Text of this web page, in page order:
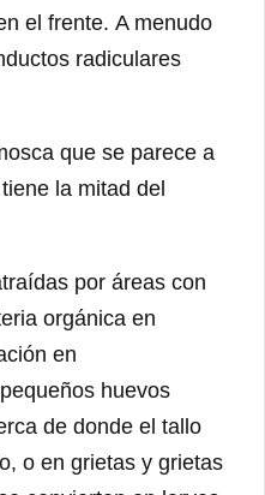
el frente. A menudo
radiculares
que se parece a
la mitad del
por áreas con
orgánica en
en
huevos
de donde el tallo
o en grietas y grietas